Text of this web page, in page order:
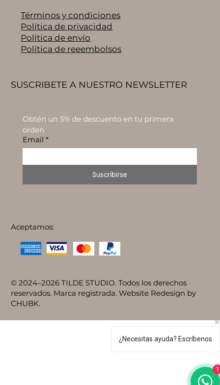
© 2024–2026 TILDE STUDIO. Todos los derechos
reservados. Marca registrada. Website Redesign by
CHUBK.
SUSCRIBETE A NUESTRO NEWSLETTER
Obtén un 5% de descuento en tu primera
orden
Email *
Suscribirse
Términos y condiciones
Política de privacidad
Política de envío
Política de reeembolsos
Aceptamos:
¿Necesitas ayuda? Escríbenos
1